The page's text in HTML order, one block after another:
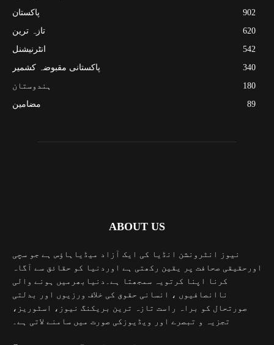
پاکستان
902
تازہ ترین
620
انٹرنیشنل
542
پاکستانی مقبوضہ کشمیر
340
ہندوستان
180
مضامین
89
ABOUT US
نیوز انٹرونشن انڈیا کی ایک آزاد میڈیاہاؤس ہے جو سچی
اورحقیقی صحافت پر یقین رکھتی ہے اوردنیا کو حقائق سے آگاہ
کرنا اپنا کرتویہ سمجھتا ہے۔دنیابھرمیں ہونے والی
ناانصافیوں ، انسانی حقوق کی خلاف ورزیوں اور بدلتی
صورتحال کو براہ راست تازہ ترین بریکنگ نیوز، اسٹوریز،
تجزیہ و تبصرے اور ویڈیوزکی صورت میں سامنے لاتی ہے۔